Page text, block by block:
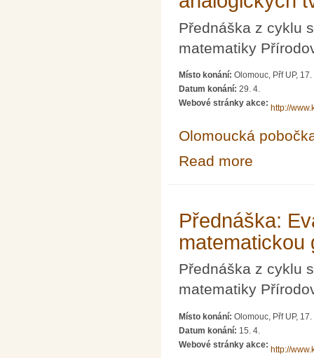
Přednáška z cyklu
matematiky
Místo konání: Olomouc, Přf UP,
Datum konání: 29. 4.
Webové stránky akce:
http://
Olomoucká
Read more
Přednáška:
matematickou
Přednáška z cyklu
matematiky
Místo konání: Olomouc, Přf UP,
Datum konání: 15. 4.
Webové stránky akce:
http://